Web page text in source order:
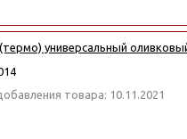
универсальный
товара: 10.11.2021